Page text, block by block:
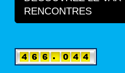
RENCONTRES